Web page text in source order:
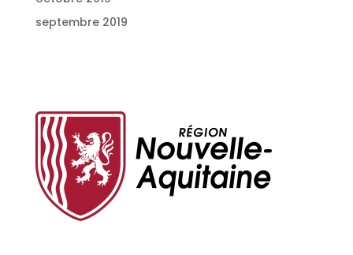
septembre 2019